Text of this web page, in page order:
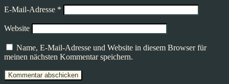
E-Mail-Adresse *
Website
Name, E-Mail-Adresse und Website in diesem Browser für
meinen nächsten Kommentar speichern.